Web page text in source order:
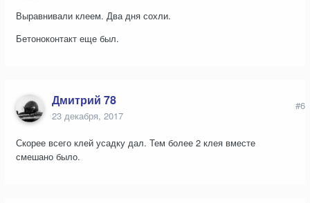
Выравнивали клеем. Два дня сохли.
Бетоноконтакт еще был.
Дмитрий 78
23 декабря, 2017
#6
Скорее всего клей усадку дал. Тем более 2 клея вместе
смешано было.